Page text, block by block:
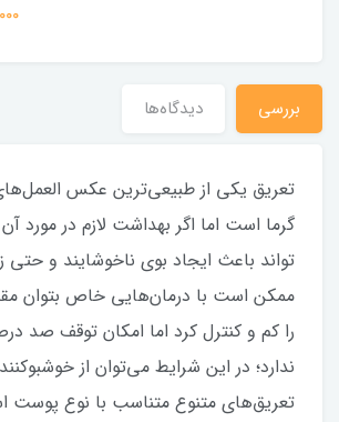
بررسي دیدگاه‌ها
تعریق یکی از طبیعی‌ترین عکس‌
گرما است اما اگر بهداشت لازم در مورد
تواند باعث ایجاد بوی ناخوشایند و حتی
ممکن است با درمان‌هایی خاص بتوان
را کم و کنترل کرد اما امکان توقف صد
ندارد؛ در این شرایط می‌توان از
تعریق‌های متنوع متناسب با نوع پوست